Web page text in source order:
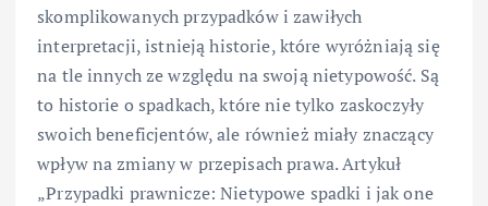
skomplikowanych przypadków i zawiłych
interpretacji, istnieją historie, które wyróżniają się
na tle innych ze względu na swoją nietypowość. Są
to historie o spadkach, które nie tylko zaskoczyły
swoich beneficjentów, ale również miały znaczący
wpływ na zmiany w przepisach prawa. Artykuł
„Przypadki prawnicze: Nietypowe spadki i jak one